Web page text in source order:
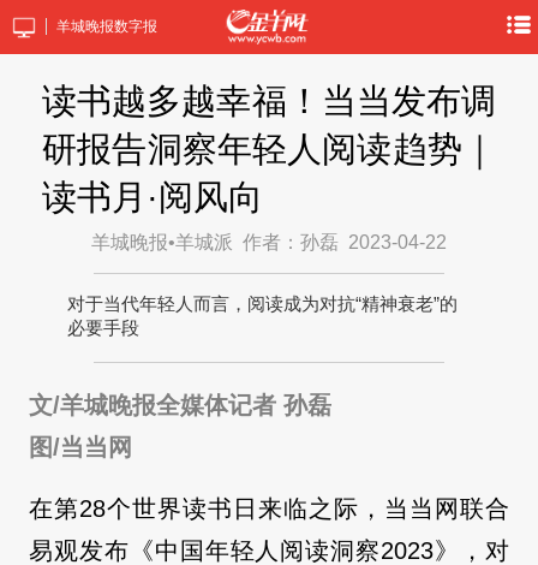
羊城晚报数字报
读书越多越幸福！当当发布调
研报告洞察年轻人阅读趋势｜
读书月·阅风向
羊城晚报•羊城派 作者：孙磊 2023-04-22
对于当代年轻人而言，阅读成为对抗“精神衰老”的
必要手段
文/羊城晚报全媒体记者 孙磊
图/当当网
在第28个世界读书日来临之际，当当网联合
易观发布《中国年轻人阅读洞察2023》，对